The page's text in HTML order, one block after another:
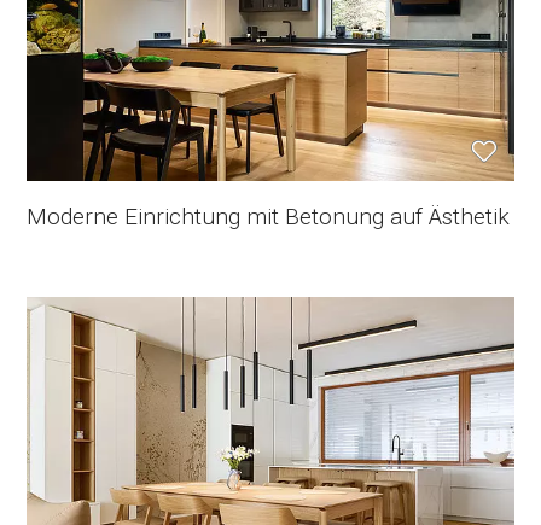
Moderne Einrichtung mit Betonung auf Ästhetik